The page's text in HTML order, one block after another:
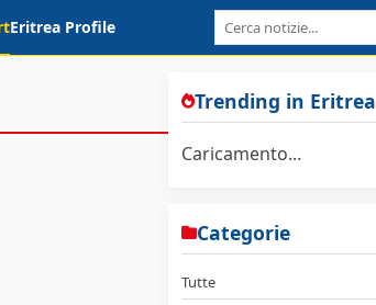
Eritrea Profile
Trending in Eritrea
Caricamento...
Categorie
Tutte